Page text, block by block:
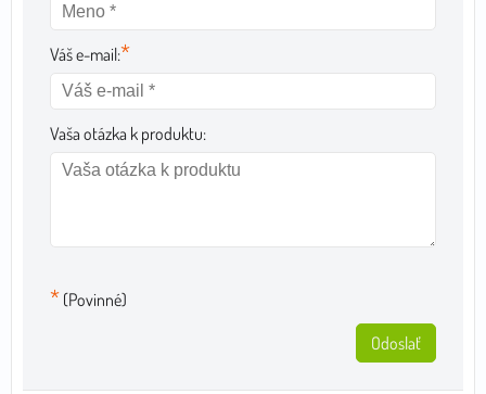
Váš e-mail:*
Vaša otázka k produktu:
* (Povinné)
Odoslať